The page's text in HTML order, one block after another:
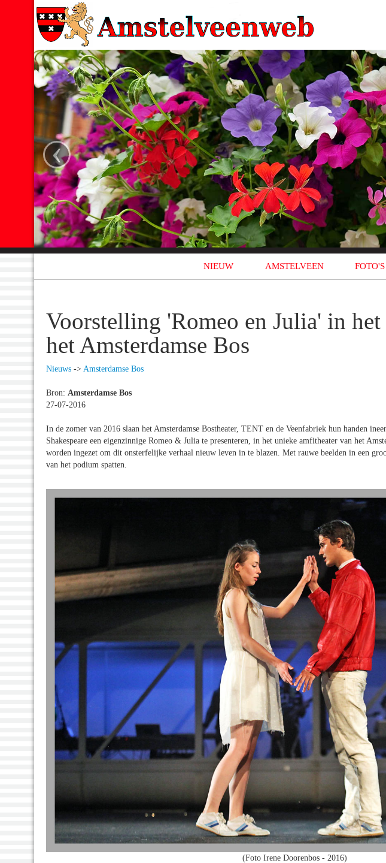
‹
NIEUW AMSTELVEEN
Voorstelling 'Romeo en Julia' in het
het Amsterdamse Bos
Nieuws -> Amsterdamse Bos
Bron: Amsterdamse Bos
27-07-2016
In de zomer van 2016 slaan het Amsterdamse Bostheater, TENT en de Veenfabriek hun handen
Shakespeare een eigenzinnige Romeo & Julia te presenteren, in het unieke amfitheater van het
worden ingezet om dit onsterfelijke verhaal nieuw leven in te blazen. Met rauwe beelden in een
van het podium spatten.
(Foto Irene Doorenbos - 2016)